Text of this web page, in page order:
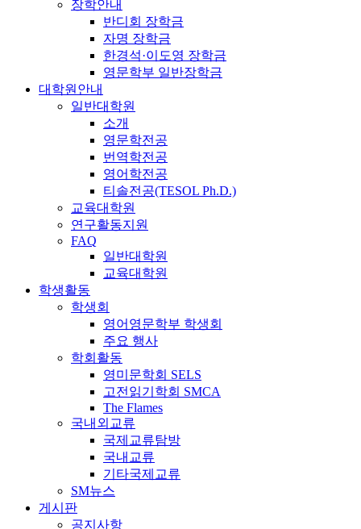
장학안내
반디회 장학금
자명 장학금
한경석·이도영 장학금
영문학부 일반장학금
대학원안내
일반대학원
소개
영문학전공
번역학전공
영어학전공
티솔전공(TESOL Ph.D.)
교육대학원
연구활동지원
FAQ
일반대학원
교육대학원
학생활동
학생회
영어영문학부 학생회
주요 행사
학회활동
영미문학회 SELS
고전읽기학회 SMCA
The Flames
국내외교류
국제교류탐방
국내교류
기타국제교류
SM뉴스
게시판
공지사항